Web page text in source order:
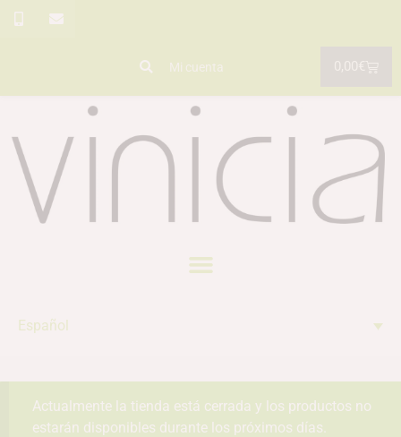
Mi cuenta
Español
Actualmente la tienda está cerrada y los productos no
estarán disponibles durante los próximos días.